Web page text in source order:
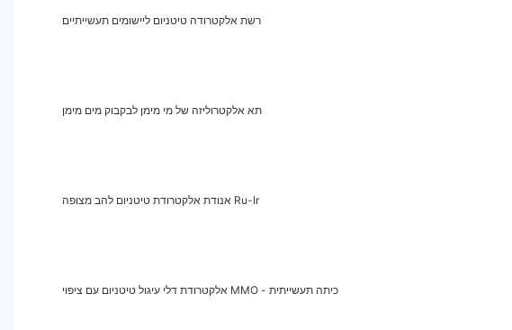
רשת אלקטרודה טיטניום ליישומים תעשייתיים
תא אלקטרוליזה של מי מימן לבקבוק מים מימן
אנודת אלקטרודת טיטניום להב מצופה Ru-Ir
אלקטרודת דלי עיגול טיטניום עם ציפוי MMO - כיתה תעשייתית